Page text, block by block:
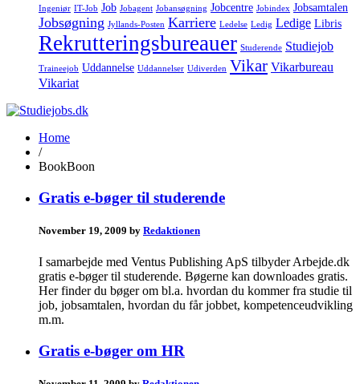
Ingeniør IT-Job Job Jobagent Jobansøgning Jobcentre Jobindex Jobsamtalen
Jobsøgning Jyllands-Posten Karriere Ledelse Ledig Ledige Libris
Rekrutteringsbureauer Studerende Studiejob
Traineejob Uddannelse Uddannelser Udiverden Vikar Vikarbureau
Vikariat
Home
/
BookBoon
Gratis e-bøger til studerende
November 19, 2009 by Redaktionen
I samarbejde med Ventus Publishing ApS tilbyder Arbejde.dk
gratis e-bøger til studerende. Bøgerne kan downloades gratis.
Her finder du bøger om bl.a. hvordan du kommer fra studie til
job, jobsamtalen, hvordan du får jobbet, kompetenceudvikling
m.m.
Gratis e-bøger om HR